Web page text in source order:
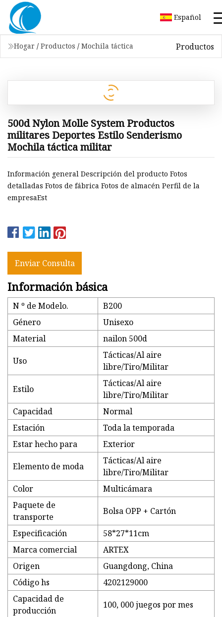
Español
Hogar / Productos / Mochila táctica Productos
500d Nylon Molle System Productos
militares Deportes Estilo Senderismo
Mochila táctica militar
Información general Descripción del producto Fotos
detalladas Fotos de fábrica Fotos de almacén Perfil de la
empresaEst
Enviar Consulta
Información básica
N º de Modelo.
B200
Género
Unisexo
Material
nailon 500d
Uso
Tácticas/Al aire
libre/Tiro/Militar
Estilo
Tácticas/Al aire
libre/Tiro/Militar
Capacidad
Normal
Estación
Toda la temporada
Estar hecho para
Exterior
Elemento de moda
Tácticas/Al aire
libre/Tiro/Militar
Color
Multicámara
Paquete de
transporte
Bolsa OPP + Cartón
Especificación
58*27*11cm
Marca comercial
ARTEX
Origen
Guangdong, China
Código hs
4202129000
Capacidad de
producción
100, 000 juegos por mes